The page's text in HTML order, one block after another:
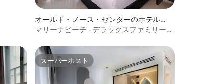
オールド・ノース・センターのホテル客
室
マリーナビーチ - デラックスファミリール
スーパーホスト
スーパーホスト